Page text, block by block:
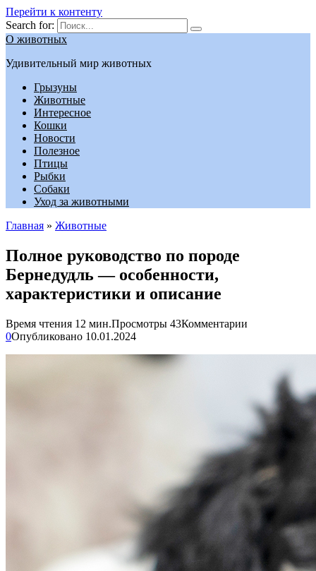
Перейти к контенту
Search for:
О животных
Удивительный мир животных
Грызуны
Животные
Интересное
Кошки
Новости
Полезное
Птицы
Рыбки
Собаки
Уход за животными
Главная » Животные
Полное руководство по породе
Бернедудль — особенности,
характеристики и описание
Время чтения 12 мин.Просмотры 43Комментарии
0Опубликовано 10.01.2024